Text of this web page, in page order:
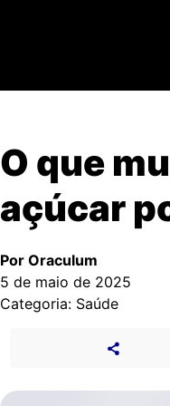
O que
açúcar
Por Oraculum
5 de maio de 2025
Categoria: Saúde